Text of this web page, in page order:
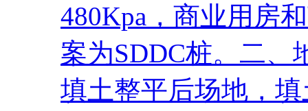
480Kpa，商业用房
案为SDDC桩。二、
填土整平后场地，